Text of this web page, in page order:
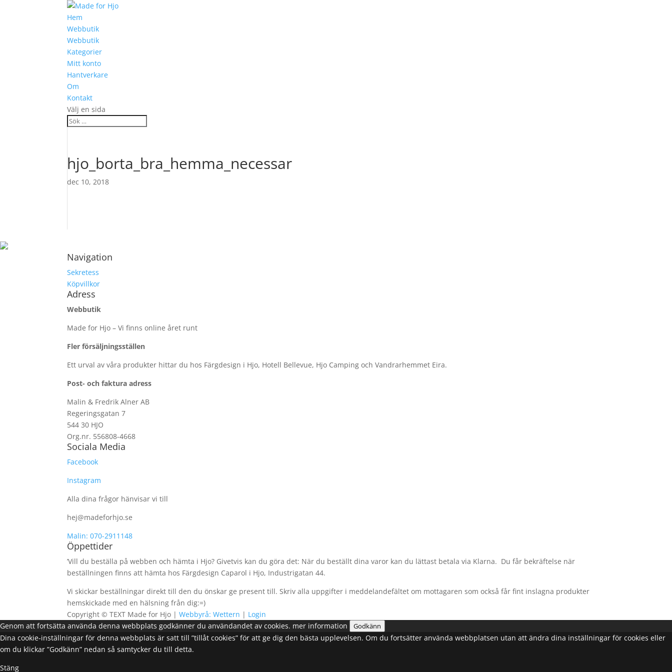
Hem
Webbutik
Webbutik
Kategorier
Mitt konto
Hantverkare
Om
Kontakt
Välj en sida
hjo_borta_bra_hemma_necessar
dec 10, 2018
Navigation
Sekretess
Köpvillkor
Adress
Webbutik
Made for Hjo – Vi finns online året runt
Fler försäljningsställen
Ett urval av våra produkter hittar du hos Färgdesign i Hjo, Hotell Bellevue, Hjo Camping och Vandrarhemmet Eira.
Post- och faktura adress
Malin & Fredrik Alner AB
Regeringsgatan 7
544 30 HJO
Org.nr. 556808-4668
Sociala Media
Facebook
Instagram
Alla dina frågor hänvisar vi till
hej@madeforhjo.se
Malin: 070-2911148
Öppettider
’Vill du beställa på webben och hämta i Hjo? Givetvis kan du göra det: När du beställt dina varor kan du lättast betala via Klarna. Du får bekräftelse när
beställningen finns att hämta hos Färgdesign Caparol i Hjo, Industrigatan 44.
Vi skickar beställningar direkt till den du önskar ge present till. Skriv alla uppgifter i meddelandefältet om mottagaren som också får fint inslagna produkter
hemskickade med en hälsning från dig:=)
Copyright ©TEXT Made for Hjo |Webbyrå: Wettern | Login
Genom att fortsätta använda denna webbplats godkänner du användandet av cookies. mer information Godkänn
Dina cookie-inställningar för denna webbplats är satt till ”tillåt cookies” för att ge dig den bästa upplevelsen. Om du fortsätter använda webbplatsen utan att ändra dina inställningar för cookies eller
om du klickar ”Godkänn” nedan så samtycker du till detta.
Stäng